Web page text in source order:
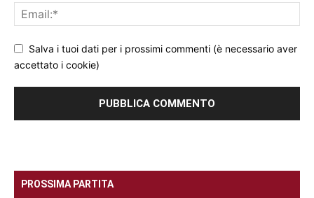
Salva i tuoi dati per i prossimi commenti (è necessario aver
accettato i cookie)
PROSSIMA PARTITA